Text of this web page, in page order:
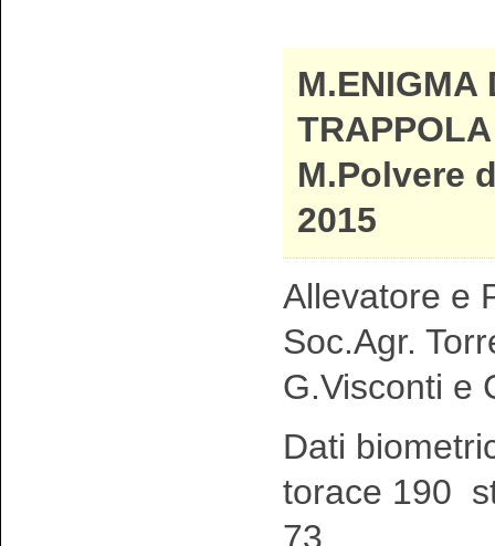
M.ENIGMA
M.Polvere
2015
Allevatore e
Soc.Agr.
G.Visconti e
Dati
torace 190
73